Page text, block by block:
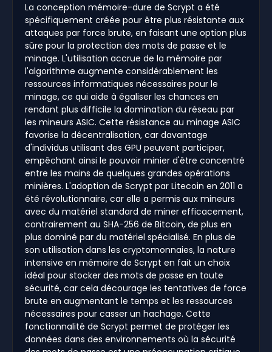
La conception mémoire-dure de Scrypt a été
spécifiquement créée pour être plus résistante aux
attaques par force brute, en faisant une option plus
sûre pour la protection des mots de passe et le
minage. L'utilisation accrue de la mémoire par
l'algorithme augmente considérablement les
ressources informatiques nécessaires pour le
minage, ce qui aide à égaliser les chances en
rendant plus difficile la domination du réseau par
les mineurs ASIC. Cette résistance au minage ASIC
favorise la décentralisation, car davantage
d'individus utilisant des GPU peuvent participer,
empêchant ainsi le pouvoir minier d'être concentré
entre les mains de quelques grandes opérations
minières. L'adoption de Scrypt par Litecoin en 2011 a
été révolutionnaire, car elle a permis aux mineurs
avec du matériel standard de miner efficacement,
contrairement au SHA-256 de Bitcoin, de plus en
plus dominé par du matériel spécialisé. En plus de
son utilisation dans les cryptomonnaies, la nature
intensive en mémoire de Scrypt en fait un choix
idéal pour stocker des mots de passe en toute
sécurité, car cela décourage les tentatives de force
brute en augmentant le temps et les ressources
nécessaires pour casser un hachage. Cette
fonctionnalité de Scrypt permet de protéger les
données dans des environnements où la sécurité